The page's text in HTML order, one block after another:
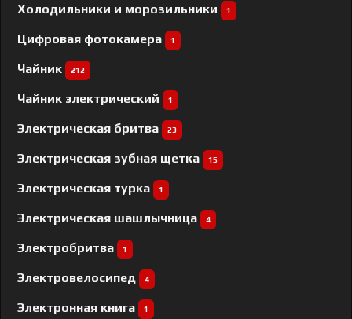
Холодильники и морозильники 1
Цифровая фотокамера 1
Чайник 212
Чайник электрический 1
Электрическая бритва 23
Электрическая зубная щетка 15
Электрическая турка 1
Электрическая шашлычница 4
Электробритва 1
Электровелосипед 4
Электронная книга 1